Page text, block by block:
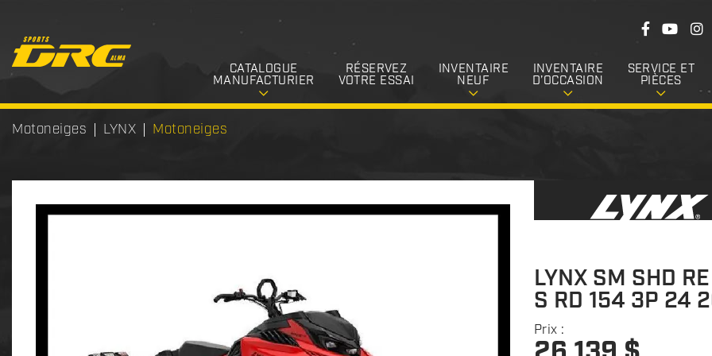
CATALOGUE
MANUFACTURIER
RÉSERVEZ
VOTRE ESSAI
INVENTAIRE
NEUF
INVENTAIRE
D’OCCASION
SERVICE ET
PIÈCES
S
i
v
e
z
s
F
e
b
o
k
Y
T
u
b
e
I
t
a
Motoneiges LYNX Motoneiges
LYNX SM SHD
S RD 154 3P 24
Prix :